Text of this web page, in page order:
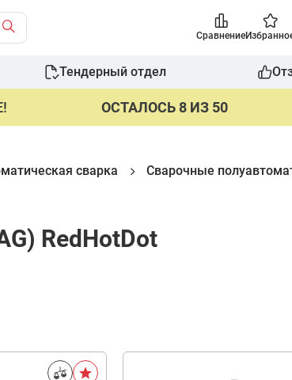
Сравнение
Тендерный отдел
ОСТАЛОСЬ 8 ИЗ 50
сварка Сварочные
RedHotDot